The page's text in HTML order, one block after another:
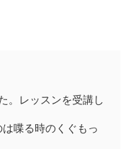
。レッスンを受講し
喋る時のくぐもっ